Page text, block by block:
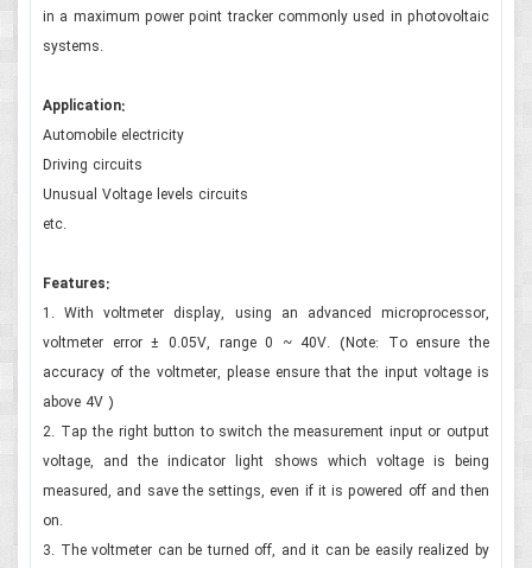
in a maximum power point tracker commonly used in photovoltaic
systems.
Application:
Automobile electricity
Driving circuits
Unusual Voltage levels circuits
etc.
Features:
1. With voltmeter display, using an advanced microprocessor,
voltmeter error ± 0.05V, range 0 ~ 40V. (Note: To ensure the
accuracy of the voltmeter, please ensure that the input voltage is
above 4V )
2. Tap the right button to switch the measurement input or output
voltage, and the indicator light shows which voltage is being
measured, and save the settings, even if it is powered off and then
on.
3. The voltmeter can be turned off, and it can be easily realized by